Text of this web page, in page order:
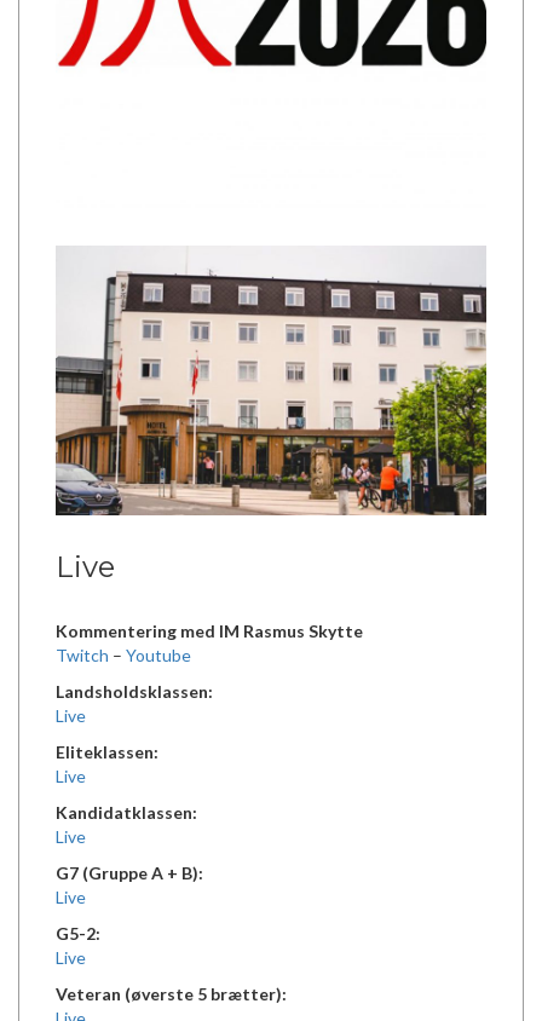
Live
Kommentering med IM Rasmus Skytte
Twitch – Youtube
Landsholdsklassen:
Live
Eliteklassen:
Live
Kandidatklassen:
Live
G7 (Gruppe A + B):
Live
G5-2:
Live
Veteran (øverste 5 brætter):